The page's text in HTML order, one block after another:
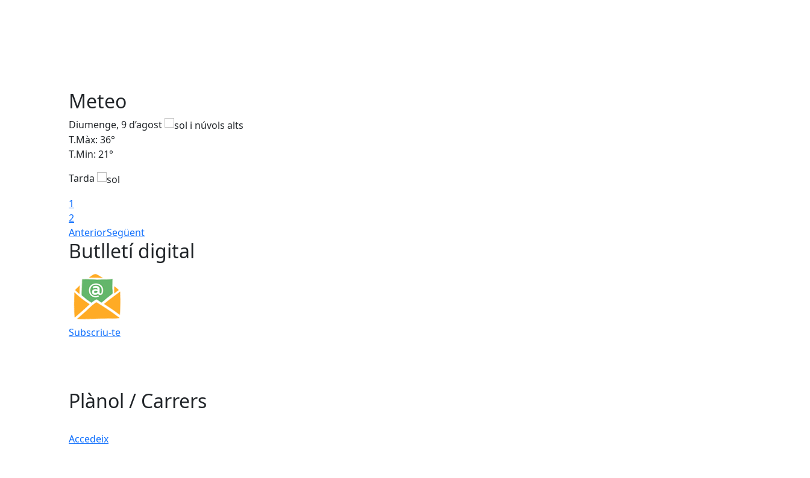
Meteo
Diumenge, 9 d’agost
T.Màx: 36°
T.Min: 21°
Tarda
1
2
AnteriorSegüent
Butlletí digital
Subscriu-te
Plànol / Carrers
Accedeix